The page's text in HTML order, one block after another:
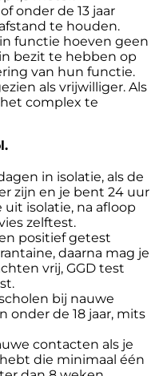
onder de 13 jaar
te houden.
functie hoeven geen
bezit te hebben op
van hun functie.
als vrijwilliger. Als
complex te
in isolatie, als de
zijn en je bent 24 uur
isolatie, na afloop
zelftest.
positief getest
daarna mag je
vrij, GGD test
bij nauwe
onder de 18 jaar, mits
contacten als je
die minimaal één